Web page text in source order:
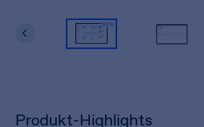
Produkt-Highlights